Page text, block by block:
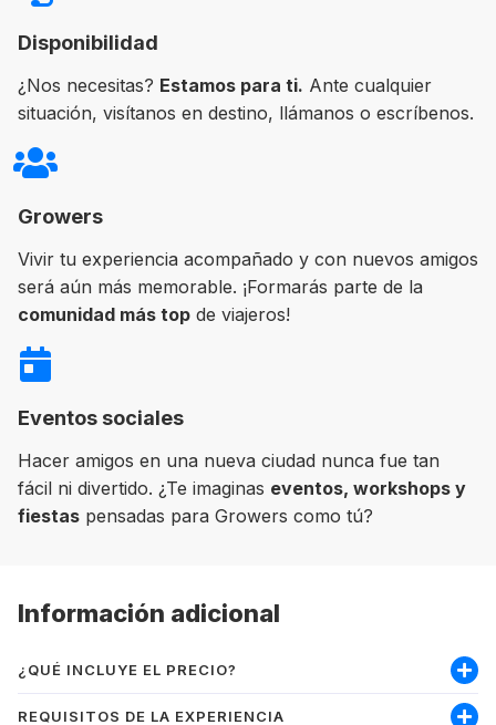
Disponibilidad
¿Nos necesitas? Estamos para ti. Ante cualquier
situación, visítanos en destino, llámanos o escríbenos.
Growers
Vivir tu experiencia acompañado y con nuevos amigos
será aún más memorable. ¡Formarás parte de la
comunidad más top de viajeros!
Eventos sociales
Hacer amigos en una nueva ciudad nunca fue tan
fácil ni divertido. ¿Te imaginas eventos, workshops y
fiestas pensadas para Growers como tú?
Información adicional
¿QUÉ INCLUYE EL PRECIO?
Incluye:
REQUISITOS DE LA EXPERIENCIA